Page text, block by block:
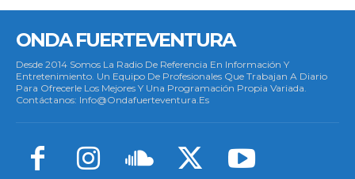
ONDA FUERTEVENTURA
Desde 2014 Somos La Radio De Referencia En Información Y
Entretenimiento. Un Equipo De Profesionales Que Trabajan A Diario
Para Ofrecerle Los Mejores Y Una Programación Propia Variada.
Contáctanos: Info@ondafuerteventura.es